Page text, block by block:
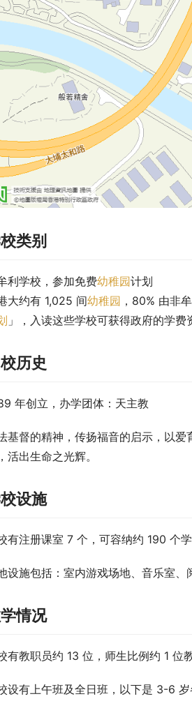
类别
利学校，参加免费幼稚园计划
大约有 1,025 间幼稚园 ，80% 由非
」，入读这些学校可获得政府的学费
历史
年创立，办学团体：天主教
基督的精神，传扬福音的启示，以
活出生命之光辉。
设施
有注册课室 7 个，可容纳约 190 个
设施包括：室内游戏场地、音乐室、
情况
有教职员约 13 位，师生比例约 1 位
设有上午班及全日班，以下是 3-6